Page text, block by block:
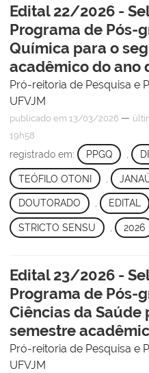
Edital 22/2026 -
Programa de Pós-
Química para o
acadêmico do ano
Pró-reitoria de Pesquisa e
UFVJM
publicado em 13/03/2026 —
19h58
registrado em: PPGQ
TEÓFILO OTONI
DOUTORADO , EDITAL
STRICTO SENSU 2026
Edital 23/2026 -
Programa de Pós-
Ciências da Saúde
semestre
Pró-reitoria de Pesquisa e
UFVJM